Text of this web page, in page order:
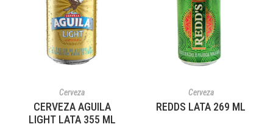
Cerveza
CERVEZA AGUILA
LIGHT LATA 355 ML
Cerveza
REDDS LATA 269 ML